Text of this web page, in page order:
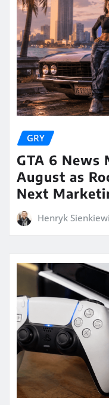
GRY
GTA 6 News
August as
Next
Henryk